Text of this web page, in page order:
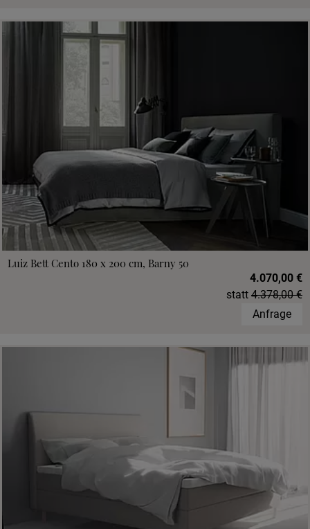
Luiz Bett Cento 180 x 200 cm, Barny 50
4.070,00 €
statt 4.378,00 €
Anfrage